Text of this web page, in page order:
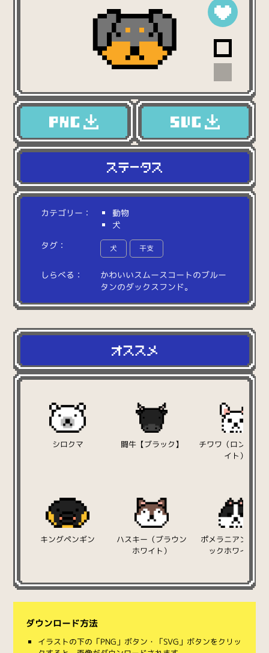
カテゴリー：
動物
犬
タグ：
犬 干支
しらべる： かわいいスムースコー トのブルー
タ ンのダッ クスフ ン ド。
シロクマ 闘牛【ブラック】
チワワ（ロング/ホ
イト）
キングペンギン
ハスキー（ブラウン
ホワイト）
ポメラニアン（ブ
ックホワイト）
ダウンロード方法
イラストの下の「PNG」ボタン・「SVG」ボタンをクリッ